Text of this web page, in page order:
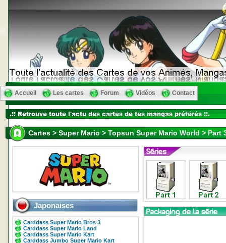
Accueil Les cartes Forum Vidéos Contact
Cartes > Super Mario > Topsun Super Mario World > Part
Japonaises
Carddass Super Mario Bros 3
Carddass Super Mario Land
Carddass Super Mario Kart
Carddass Jumbo Super Mario Kart